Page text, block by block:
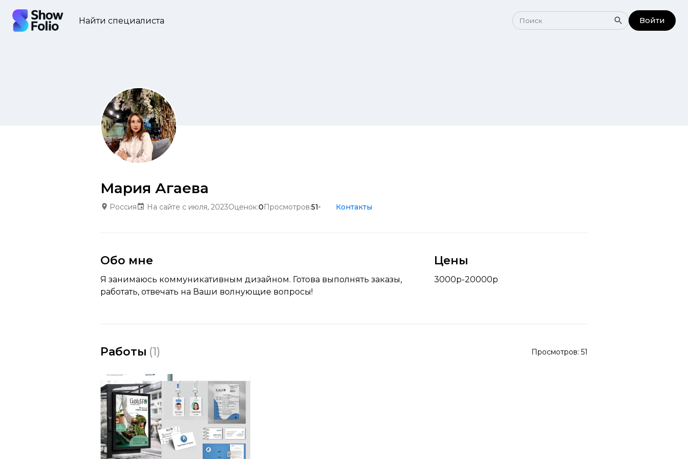
Найти специалиста Войти
Мария Агаева
Россия На сайте с июля, 2023Оценок:0Просмотров:51 Контакты
Обо мне
Я занимаюсь коммуникативным дизайном. Готова выполнять заказы,
работать, отвечать на Ваши волнующие вопросы!
Цены
3000р-20000р
Работы (1) Просмотров: 51